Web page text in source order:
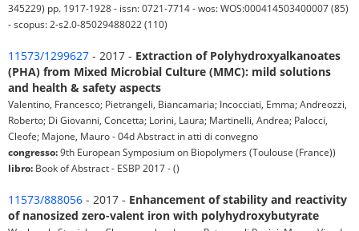
345229) pp. 1917-1928 - issn: 0721-7714 - wos: WOS:000414503400007 (85)
- scopus: 2-s2.0-85029488022 (110)
11573/1299627 - 2017 - Extraction of Polyhydroxyalkanoates
(PHA) from Mixed Microbial Culture (MMC): mild solutions
and health & safety aspects
Valentino, Francesco; Pietrangeli, Biancamaria; Incocciati, Emma; Andreozzi,
Roberto; Di Giovanni, Concetta; Lorini, Laura; Martinelli, Andrea; Palocci,
Cleofe; Majone, Mauro - 04d Abstract in atti di convegno
congresso:9th European Symposium on Biopolymers (Toulouse (France))
libro: Book of Abstract - ESBP 2017 - ()
11573/888056 - 2017 - Enhancement of stability and reactivity
of nanosized zero-valent iron with polyhydroxybutyrate